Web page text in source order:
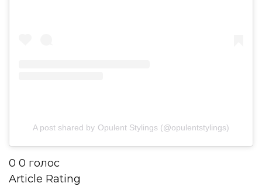
A post shared by Opulent Stylings (@opulentstylings)
0 0 голос
Article Rating